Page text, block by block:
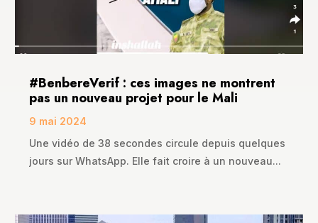
#BenbereVerif : ces images ne montrent
pas un nouveau projet pour le Mali
9 mai 2024
Une vidéo de 38 secondes circule depuis quelques
jours sur WhatsApp. Elle fait croire à un nouveau...